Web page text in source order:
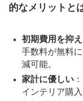
的なメリットと
初期費用を抑
手数料が無料
減可能。
家計に優しい
インテリア購